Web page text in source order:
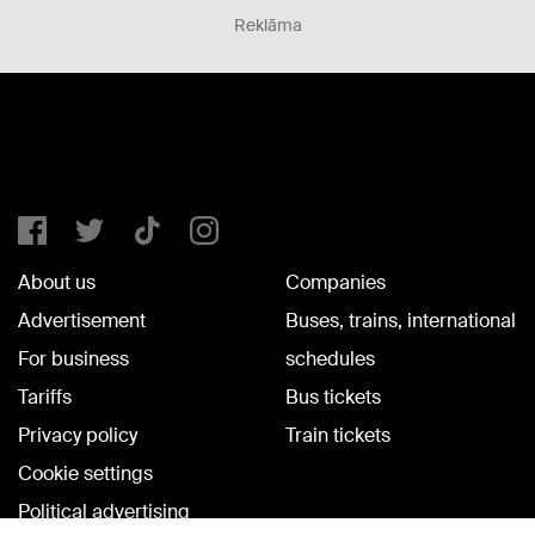
Reklāma
About us
Advertisement
For business
Tariffs
Privacy policy
Cookie settings
Political advertising
Companies
Buses, trains, international
schedules
Bus tickets
Train tickets